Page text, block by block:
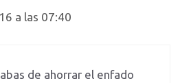
a las 07:40
de ahorrar el enfado